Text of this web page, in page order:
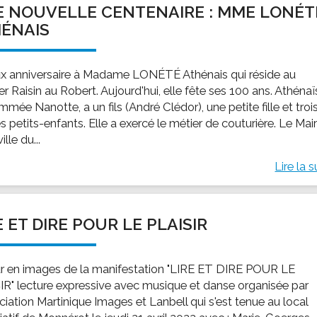
EMPLOI
Offres d'emploi
Le Centre Communal d'Action Social
Les aides sociales
Logement
locale
et le lycée
scolaire
maternelles et primaire
de loisirs - ALSH
LE SERVICE CULTUREL
Guide des
NOUVELLE CENTENAIRE : MME
anniversaire à Madame LONÉTÉ Athénais qui réside au
Raisin au Robert. Aujourd'hui, elle fête ses 100 ans.
Nanotte, a un fils (André Clédor), une petite fille et trois
petits-enfants. Elle a exercé le métier de couturière. Le
du...
Lire la
ET DIRE POUR LE PLAISIR
en images de la manifestation "LIRE ET DIRE POUR LE
lecture expressive avec musique et danse organisée par
Martinique Images et Lanbell qui s'est tenue au local